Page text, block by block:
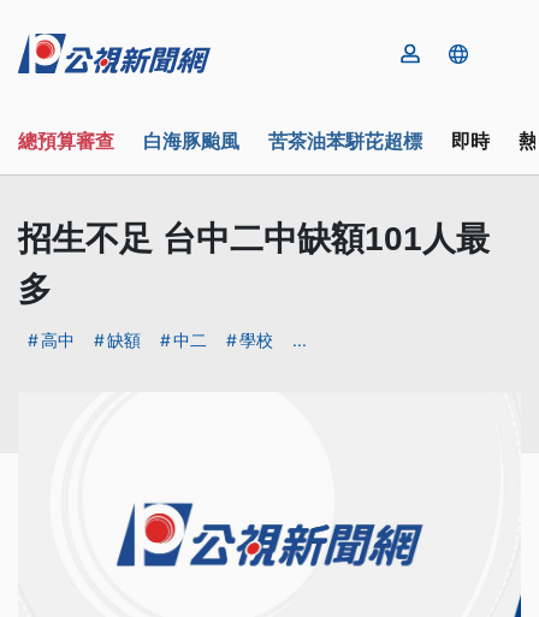
總預算審查 白海豚颱風 苦茶油苯駢芘超標 即時
招生不足 台中二中缺額101人最
多
高中 缺額 中二 學校 ...